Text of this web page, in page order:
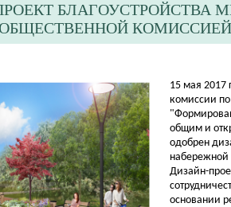
БЛАГОУСТРОЙСТВА
КОМИССИЕЙ
​15 мая 2017
комиссии п
общим и
одобрен
набережной
Дизайн-
основании